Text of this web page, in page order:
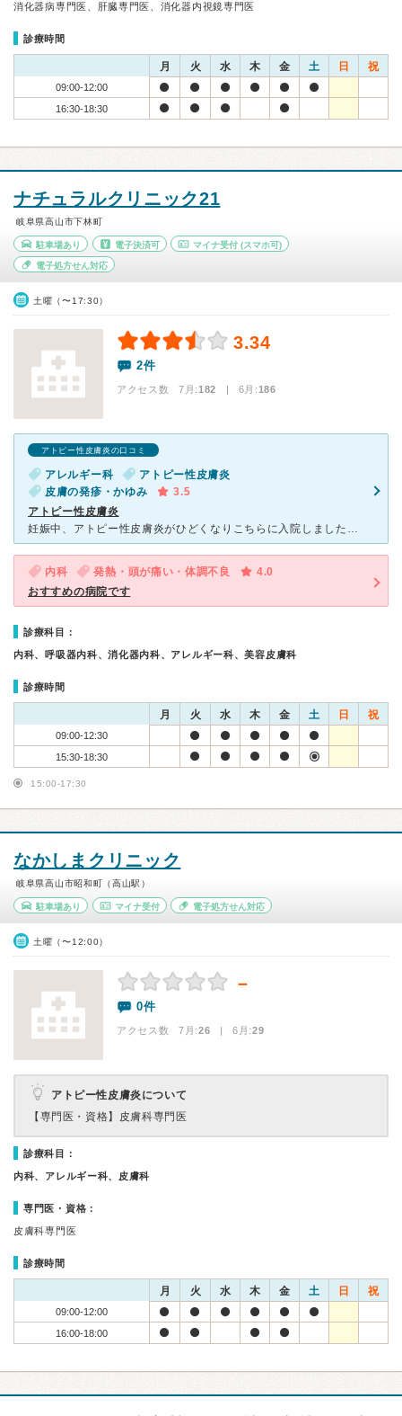
消化器病専門医、肝臓専門医、消化器内視鏡専門医
診療時間
月 火 水 木 金 土 日 祝
09:00-12:00
16:30-18:30
ナチュラルクリニック21
岐阜県高山市下林町
駐車場あり 電子決済可 マイナ受付 (スマホ可)
電子処方せん対応
土曜（〜17:30）
3.34
2件
アクセス数 7月:182 | 6月:186
アトピー性皮膚炎の口コミ
アレルギー科
アトピー性皮膚炎
皮膚の発疹・かゆみ
3.5
アトピー性皮膚炎
妊娠中、アトピー性皮膚炎がひどくなりこちらに入院しました。特に手のひらの水泡がひどくかゆくて眠れないくらいでした。こちらの病院は食事療法とマコモとゆう植物をつかった真っ黒なお風呂に入浴するとゆう治療方
内科 発熱・頭が痛い・体調不良
4.0
おすすめの病院です
診療科目：
内科、呼吸器内科、消化器内科、アレルギー科、美容皮膚科
診療時間
月 火 水 木 金 土 日 祝
09:00-12:30
15:30-18:30
15:00-17:30
なかしまクリニック
岐阜県高山市昭和町（高山駅）
駐車場あり マイナ受付 電子処方せん対応
土曜（〜12:00）
－
0件
アクセス数 7月:26 | 6月:29
アトピー性皮膚炎について
【専門医・資格】 皮膚科専門医
診療科目：
内科、アレルギー科、皮膚科
専門医・資格：
皮膚科専門医
診療時間
月 火 水 木 金 土 日 祝
09:00-12:00
16:00-18:00